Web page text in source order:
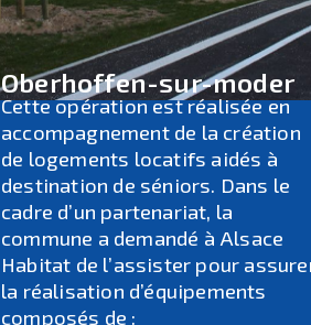
Oberhoffen-sur-moder
Cette opération est réalisée en
accompagnement de la création
de logements locatifs aidés à
destination de séniors. Dans le
cadre d’un partenariat, la
commune a demandé à Alsace
Habitat de l’assister pour
la réalisation d’équipements
composés de :